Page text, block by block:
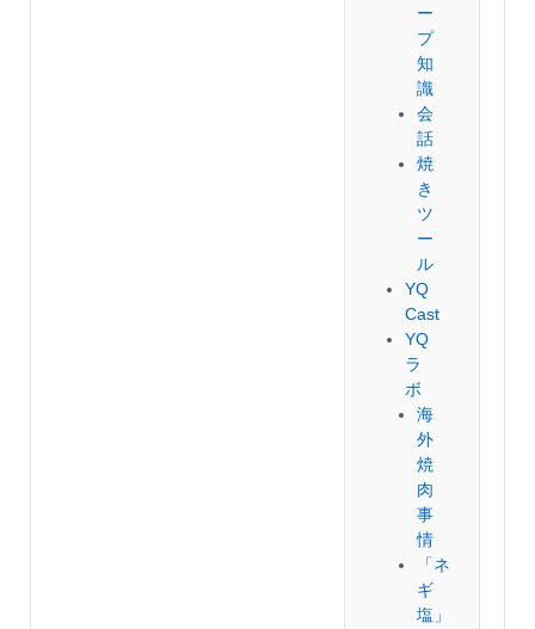
ー
プ
知
識
会
話
焼
き
ツ
ー
ル
YQ
Cast
YQ
ラ
ボ
海
外
焼
肉
事
情
「ネ
ギ
塩」